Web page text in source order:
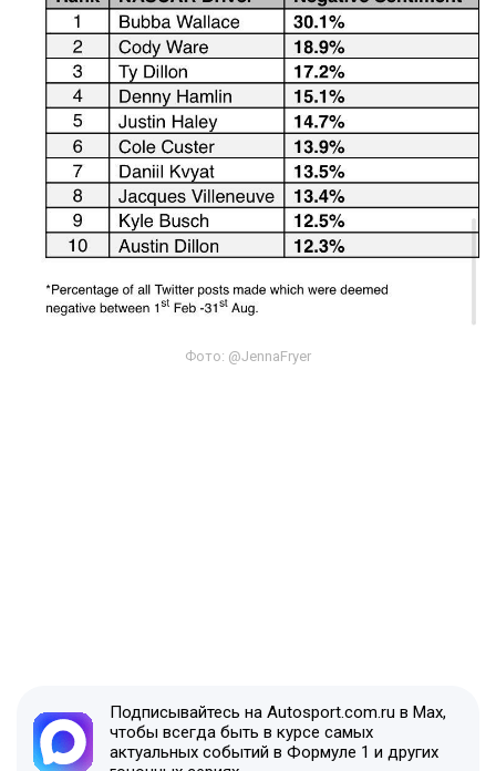
Фото: @JennaFryer
Подписывайтесь на Autosport.com.ru в Max,
чтобы всегда быть в курсе самых
актуальных событий в Формуле 1 и других